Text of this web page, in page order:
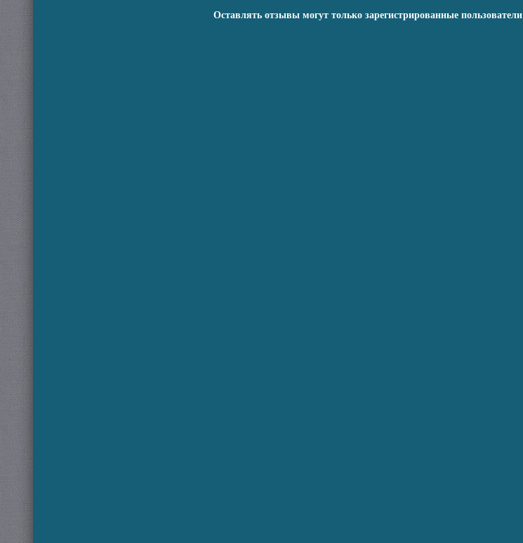
Оставлять отзывы могут только зарегистрированные пользователи